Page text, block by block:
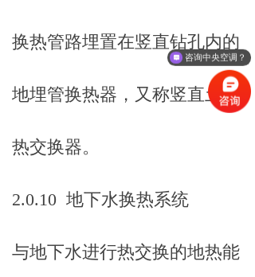
换热管路埋置在竖直钻孔内的
地埋管换热器，又称竖直土壤
热交换器。
2.0.10 地下水换热系统
与地下水进行热交换的地热能
咨询中央空调？
咨询冷却塔？